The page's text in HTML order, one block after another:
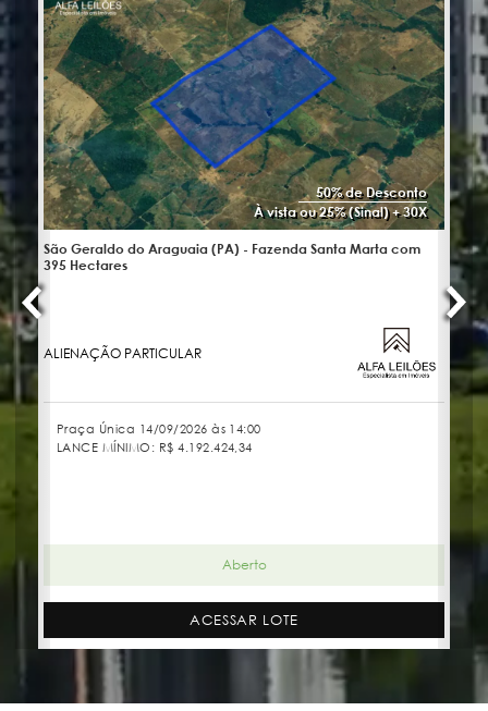
50% de Desconto
À vista ou 25% (Sinal) + 30X
São Geraldo do Araguaia (PA) - Fazenda Santa Marta com
395 Hectares
ALIENAÇÃO PARTICULAR
Praça Única 14/09/2026 às 14:00
LANCE MÍNIMO: R$ 4.192.424,34
Aberto
ACESSAR LOTE